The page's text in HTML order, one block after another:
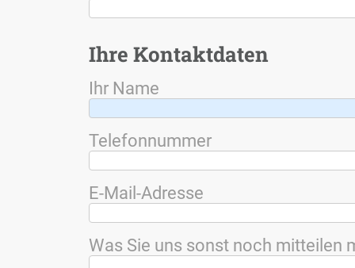
Ih­re Kon­takt­da­ten
Ihr Na­me
Te­le­fon­num­mer
E-Mail-Adres­se
Was Sie uns sonst noch mit­tei­len